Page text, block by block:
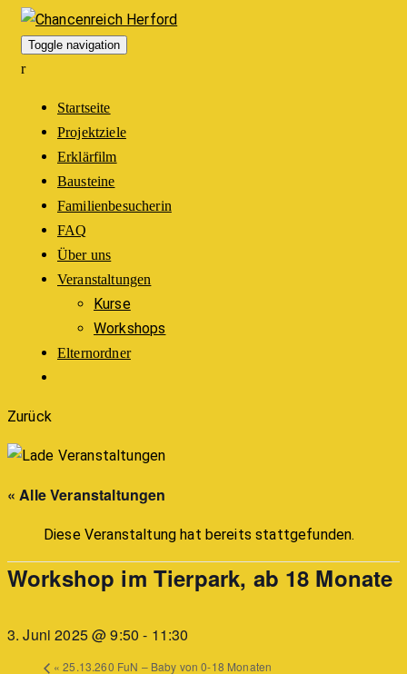
Toggle navigation
Startseite
Projektziele
Erklärfilm
Bausteine
Familienbesucherin
FAQ
Über uns
Veranstaltungen
Kurse
Workshops
Elternordner
Zurück
« Alle Veranstaltungen
Diese Veranstaltung hat bereits stattgefunden.
Workshop im Tierpark, ab 18 Monate
3. Juni 2025 @ 9:50 - 11:30
« 25.13.260 FuN – Baby von 0-18 Monaten